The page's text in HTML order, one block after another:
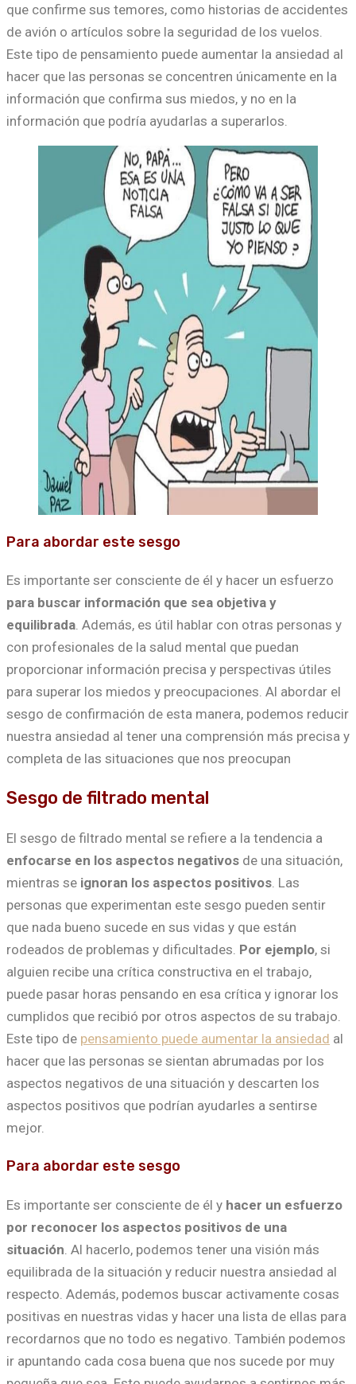
que confirme sus temores, como historias de accidentes
de avión o artículos sobre la seguridad de los vuelos.
Este tipo de pensamiento puede aumentar la ansiedad al
hacer que las personas se concentren únicamente en la
información que confirma sus miedos, y no en la
información que podría ayudarlas a superarlos.
Para abordar este sesgo
Es importante ser consciente de él y hacer un esfuerzo
para buscar información que sea objetiva y
equilibrada. Además, es útil hablar con otras personas y
con profesionales de la salud mental que puedan
proporcionar información precisa y perspectivas útiles
para superar los miedos y preocupaciones. Al abordar el
sesgo de confirmación de esta manera, podemos reducir
nuestra ansiedad al tener una comprensión más precisa y
completa de las situaciones que nos preocupan
Sesgo de filtrado mental
El sesgo de filtrado mental se refiere a la tendencia a
enfocarse en los aspectos negativos de una situación,
mientras se ignoran los aspectos positivos. Las
personas que experimentan este sesgo pueden sentir
que nada bueno sucede en sus vidas y que están
rodeados de problemas y dificultades. Por ejemplo, si
alguien recibe una crítica constructiva en el trabajo,
puede pasar horas pensando en esa crítica y ignorar los
cumplidos que recibió por otros aspectos de su trabajo.
Este tipo de pensamiento puede aumentar la ansiedad al
hacer que las personas se sientan abrumadas por los
aspectos negativos de una situación y descarten los
aspectos positivos que podrían ayudarles a sentirse
mejor.
Para abordar este sesgo
Es importante ser consciente de él y hacer un esfuerzo
por reconocer los aspectos positivos de una
situación. Al hacerlo, podemos tener una visión más
equilibrada de la situación y reducir nuestra ansiedad al
respecto. Además, podemos buscar activamente cosas
positivas en nuestras vidas y hacer una lista de ellas para
recordarnos que no todo es negativo. También podemos
ir apuntando cada cosa buena que nos sucede por muy